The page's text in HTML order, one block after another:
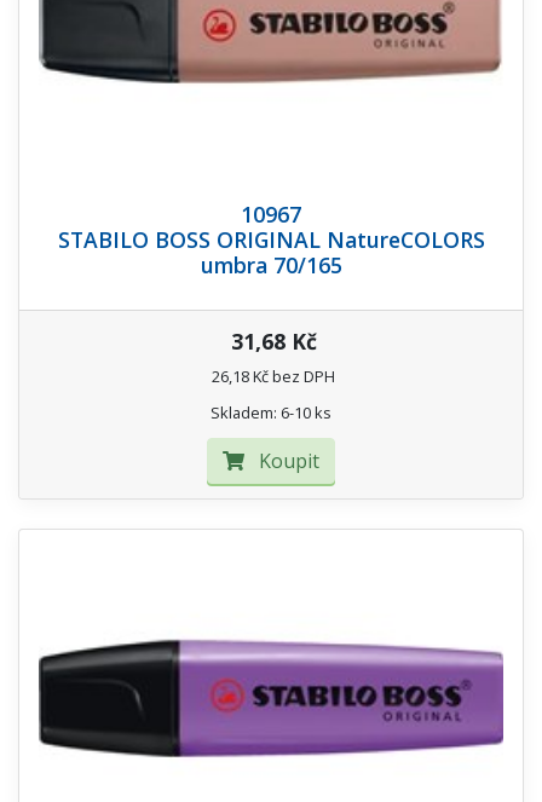
10967
STABILO BOSS ORIGINAL NatureCOLORS
umbra 70/165
31,68 Kč
26,18 Kč bez DPH
Skladem: 6-10 ks
Koupit